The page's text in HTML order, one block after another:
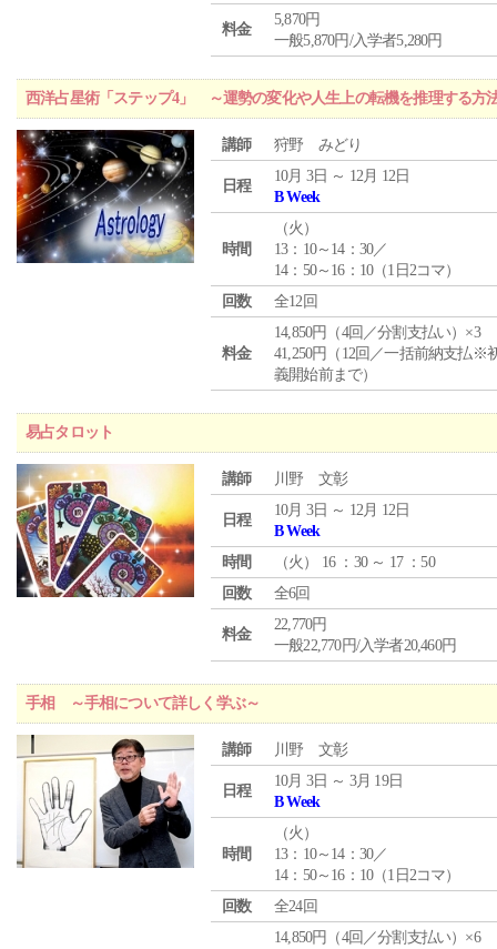
料金
5,870円
一般5,870円/入学者5,280円
西洋占星術「ステップ4」 ～運勢の変化や人生上の転機を推理する方
講師 狩野 みどり
日程
10月 3日 ～ 12月 12日
B Week
時間
（火 ）
13：10～14：30／
14：50～16：10（1日2コマ）
回数
全12回
料金
14,850円（4回／分割支払い）×3
41,250円（12回／一括前納支払※
義開始前まで）
易占タロット
講師 川野 文彰
日程
10月 3日 ～ 12月 12日
B Week
時間
（火 ） 16 ：30 ～ 17 ：50
回数
全6回
料金
22,770円
一般22,770円/入学者20,460円
手相 ～手相について詳しく学ぶ～
講師 川野 文彰
日程
10月 3日 ～ 3月 19日
B Week
時間
（火 ）
13：10～14：30／
14：50～16：10（1日2コマ）
回数
全24回
14,850円（4回／分割支払い）×6